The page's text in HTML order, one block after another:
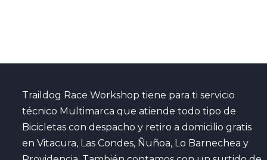
Traildog Race Workshop tiene para ti servicio
técnico Multimarca que atiende todo tipo de
Bicicletas con despacho y retiro a domicilio gratis
en Vitacura, Las Condes, Ñuñoa, Lo Barnechea y